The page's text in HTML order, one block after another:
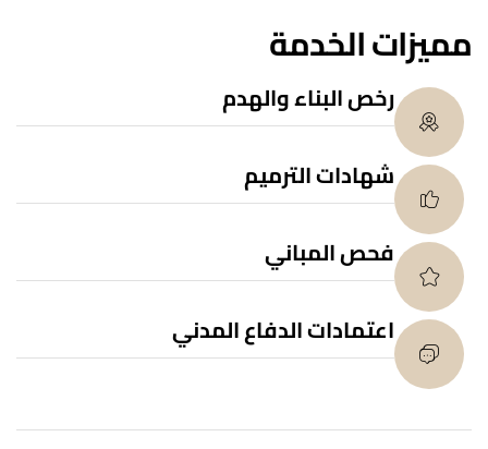
مميزات الخدمة
رخص البناء والهدم
شهادات الترميم
فحص المباني
اعتمادات الدفاع المدني